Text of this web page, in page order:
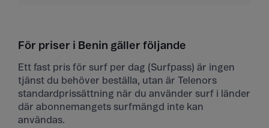
För priser i Benin gäller följande
Ett fast pris för surf per dag (Surfpass) är ingen
tjänst du behöver beställa, utan är Telenors
standardprissättning när du använder surf i länder
där abonnemangets surfmängd inte kan
användas.